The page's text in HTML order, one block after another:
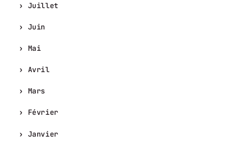
Juillet
Juin
Mai
Avril
Mars
Février
Janvier